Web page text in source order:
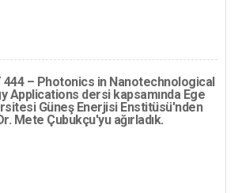
444 – Photonics in Nanotechnological
Applications dersi kapsamında Ege
Güneş Enerjisi Enstitüsü'nden
Mete Çubukçu'yu ağırladık.